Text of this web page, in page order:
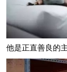
他是正直善良的